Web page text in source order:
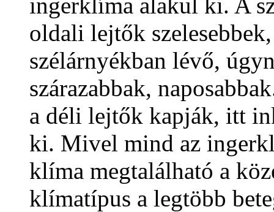
oldali lejtők
szélárnyékban lévő,
szárazabbak,
a déli lejtők kapják, itt
ki. Mivel mind az
klíma megtalálható a
klímatípus a legtöbb